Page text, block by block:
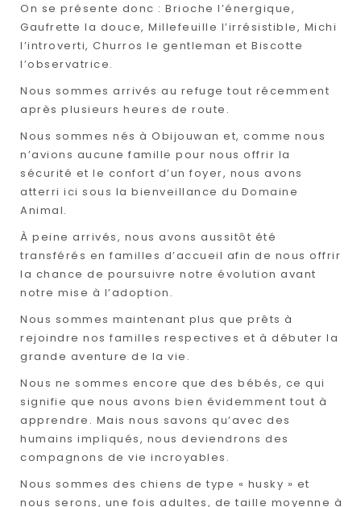
On se présente donc : Brioche l’énergique,
Gaufrette la douce, Millefeuille l’irrésistible, Michi
l’introverti, Churros le gentleman et Biscotte
l’observatrice.
Nous sommes arrivés au refuge tout récemment
après plusieurs heures de route.
Nous sommes nés à Obijouwan et, comme nous
n’avions aucune famille pour nous offrir la
sécurité et le confort d’un foyer, nous avons
atterri ici sous la bienveillance du Domaine
Animal.
À peine arrivés, nous avons aussitôt été
transférés en familles d’accueil afin de nous offrir
la chance de poursuivre notre évolution avant
notre mise à l’adoption.
Nous sommes maintenant plus que prêts à
rejoindre nos familles respectives et à débuter la
grande aventure de la vie.
Nous ne sommes encore que des bébés, ce qui
signifie que nous avons bien évidemment tout à
apprendre. Mais nous savons qu’avec des
humains impliqués, nous deviendrons des
compagnons de vie incroyables.
Nous sommes des chiens de type « husky » et
nous serons, une fois adultes, de taille moyenne à